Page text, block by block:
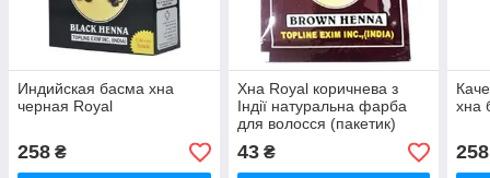
Индийская басма хна
черная Royal
258 ₴
Хна Royal коричнева з
Індії натуральна фарба
для волосся (пакетик)
43₴
хна
258